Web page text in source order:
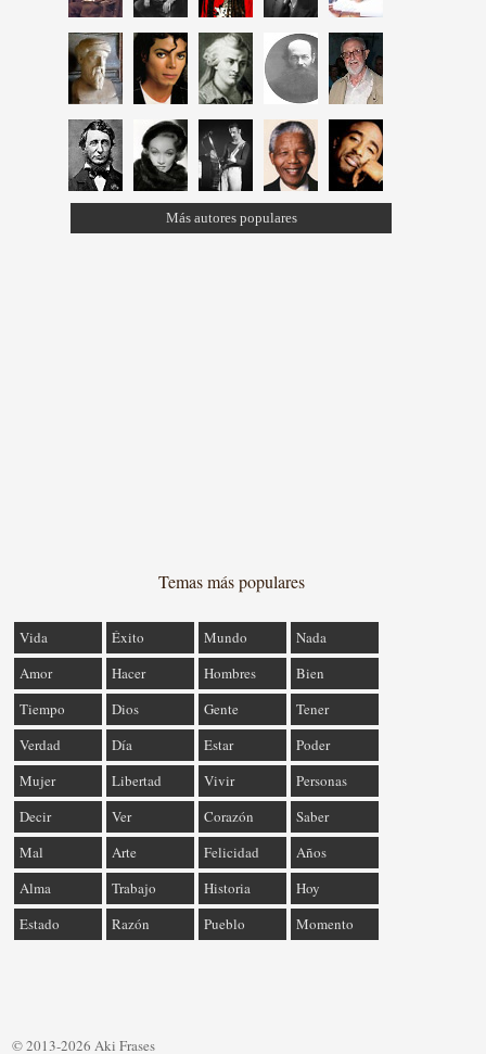
Más autores populares
Temas más populares
Vida Éxito Mundo
Nada
Amor
Hacer Hombres
Bien
Tiempo
Dios Gente
Tener
Verdad
Día Estar
Poder
Mujer
Libertad Vivir
Personas
Decir
Ver Corazón
Saber
Mal
Arte Felicidad
Años
Alma
Trabajo Historia
Hoy
Estado
Razón Pueblo Momento
© 2013-2026 Aki Frases